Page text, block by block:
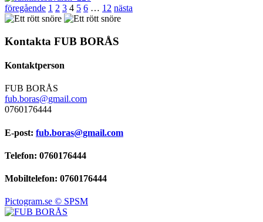
föregående 1 2 3 4 5 6 … 12 nästa
Kontakta FUB BORÅS
Kontaktperson
FUB BORÅS
fub.boras@gmail.com
0760176444
E-post: fub.boras@gmail.com
Telefon: 0760176444
Mobiltelefon: 0760176444
Pictogram.se © SPSM